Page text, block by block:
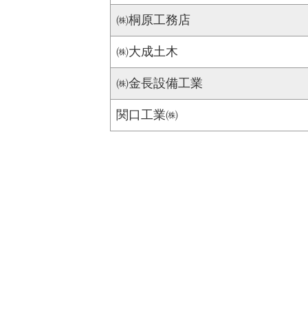
㈱桐原工務店
㈱大成土木
㈱金長設備工業
関口工業㈱